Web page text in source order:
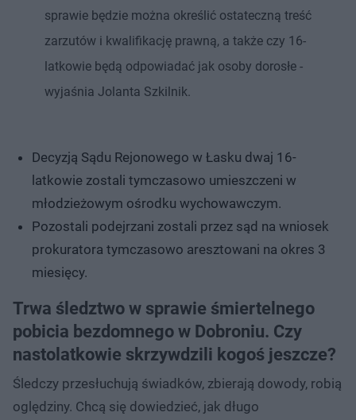
sprawie będzie można określić ostateczną treść
zarzutów i kwalifikację prawną, a także czy 16-
latkowie będą odpowiadać jak osoby dorosłe -
wyjaśnia Jolanta Szkilnik.
Decyzją Sądu Rejonowego w Łasku dwaj 16-
latkowie zostali tymczasowo umieszczeni w
młodzieżowym ośrodku wychowawczym.
Pozostali podejrzani zostali przez sąd na wniosek
prokuratora tymczasowo aresztowani na okres 3
miesięcy.
Trwa śledztwo w sprawie śmiertelnego
pobicia bezdomnego w Dobroniu. Czy
nastolatkowie skrzywdzili kogoś jeszcze?
Śledczy przesłuchują świadków, zbierają dowody, robią
oględziny. Chcą się dowiedzieć, jak długo